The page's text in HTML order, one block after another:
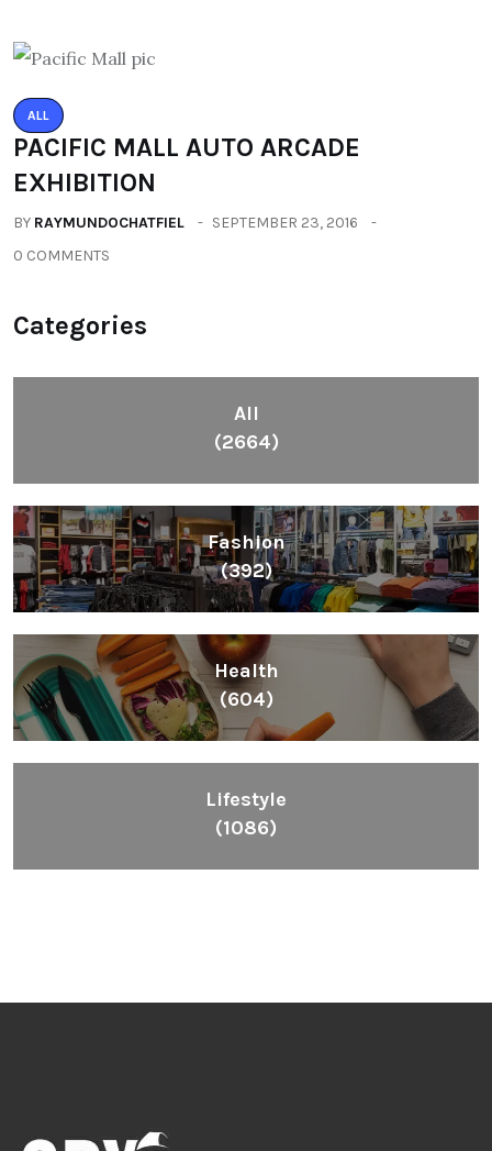
ALL
PACIFIC MALL AUTO ARCADE
EXHIBITION
BY RAYMUNDOCHATFIEL
SEPTEMBER 23, 2016
0 COMMENTS
Categories
All
(2664)
Fashion
(392)
Health
(604)
Lifestyle
(1086)